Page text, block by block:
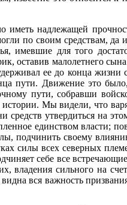
надлежащей
по своим
имевшие для того
оставив малолетнего
ее до конца
пути. Движение это
пути, собравши
Мы видели, что
утвердиться на
единством власти;
подчинить своему
силы всех северных
себе все
владения сильного на
вся важность